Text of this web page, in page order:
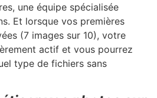
une équipe spécialisée
Et lorsque vos premières
(7 images sur 10), votre
actif et vous pourrez
type de fichiers sans